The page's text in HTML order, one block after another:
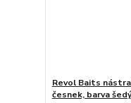
Revol Baits
česnek, barva